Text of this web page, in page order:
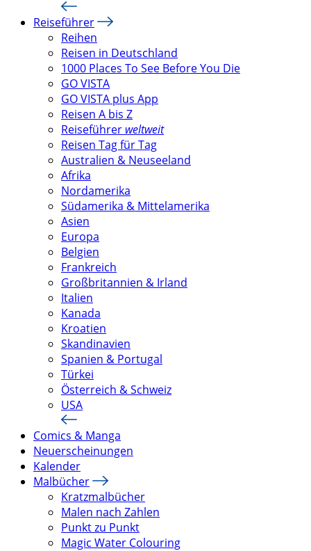
Reiseführer
Reihen
Reisen in Deutschland
1000 Places To See Before You Die
GO VISTA
GO VISTA plus App
Reisen A bis Z
Reiseführer weltweit
Reisen Tag für Tag
Australien & Neuseeland
Afrika
Nordamerika
Südamerika & Mittelamerika
Asien
Europa
Belgien
Frankreich
Großbritannien & Irland
Italien
Kanada
Kroatien
Skandinavien
Spanien & Portugal
Türkei
Österreich & Schweiz
USA
Comics & Manga
Neuerscheinungen
Kalender
Malbücher
Kratzmalbücher
Malen nach Zahlen
Punkt zu Punkt
Magic Water Colouring